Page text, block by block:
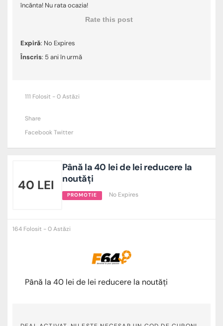
încănta! Nu rata ocazia!
Rate this post
Expiră: No Expires
Înscris: 5 ani în urmă
111 Folosit - 0 Astăzi
Share
FacebookTwitter
40 LEI
Până la 40 lei de lei reducere la
noutăți
PROMOTIE No Expires
164 Folosit - 0 Astăzi
Până la 40 lei de lei reducere la noutăți